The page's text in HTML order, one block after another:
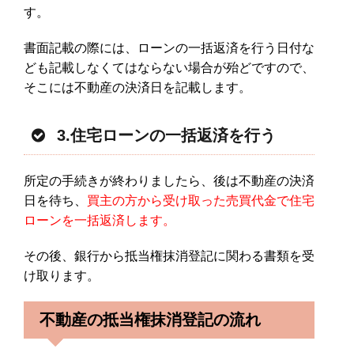
す。
書面記載の際には、ローンの一括返済を行う日付な
ども記載しなくてはならない場合が殆どですので、
そこには不動産の決済日を記載します。
3.住宅ローンの一括返済を行う
所定の手続きが終わりましたら、後は不動産の決済
日を待ち、 買主の方から受け取った売買代金で住宅
ローンを一括返済します。
その後、銀行から抵当権抹消登記に関わる書類を受
け取ります。
不動産の抵当権抹消登記の流れ